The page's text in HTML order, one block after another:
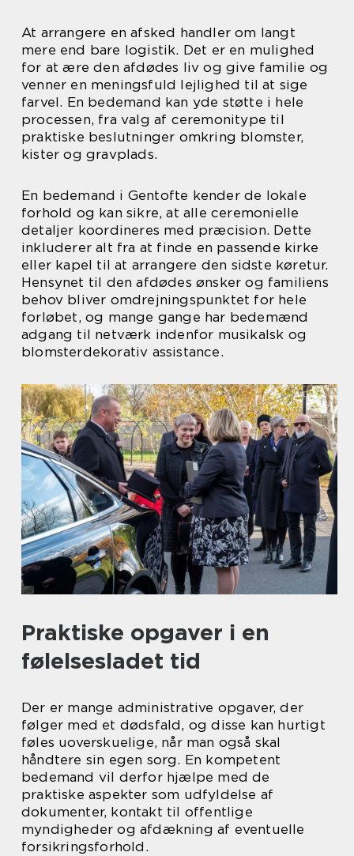
At arrangere en afsked handler om langt
mere end bare logistik. Det er en mulighed
for at ære den afdødes liv og give familie og
venner en meningsfuld lejlighed til at sige
farvel. En bedemand kan yde støtte i hele
processen, fra valg af ceremonitype til
praktiske beslutninger omkring blomster,
kister og gravplads.
En bedemand i Gentofte kender de lokale
forhold og kan sikre, at alle ceremonielle
detaljer koordineres med præcision. Dette
inkluderer alt fra at finde en passende kirke
eller kapel til at arrangere den sidste køretur.
Hensynet til den afdødes ønsker og familiens
behov bliver omdrejningspunktet for hele
forløbet, og mange gange har bedemænd
adgang til netværk indenfor musikalsk og
blomsterdekorativ assistance.
Praktiske opgaver i en
følelsesladet tid
Der er mange administrative opgaver, der
følger med et dødsfald, og disse kan hurtigt
føles uoverskuelige, når man også skal
håndtere sin egen sorg. En kompetent
bedemand vil derfor hjælpe med de
praktiske aspekter som udfyldelse af
dokumenter, kontakt til offentlige
myndigheder og afdækning af eventuelle
forsikringsforhold.